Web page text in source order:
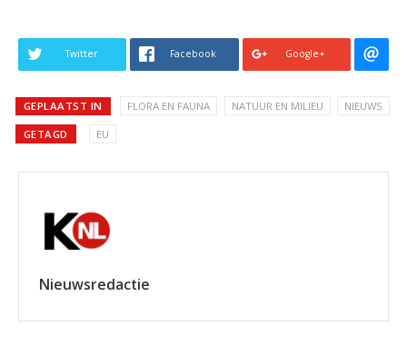
Twitter Facebook Google+
GEPLAATST IN FLORA EN FAUNA NATUUR EN MILIEU NIEUWS
GETAGD EU
Nieuwsredactie